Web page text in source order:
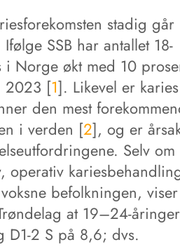
stadig går
SSB har antallet 18-
Norge økt med 10
2023 [1]. Likevel er karies
den mest
i verden [2], og er
Selv om
operativ
befolkningen, viser
at 19–24-åringer
D1-2 S på 8,6; dvs.